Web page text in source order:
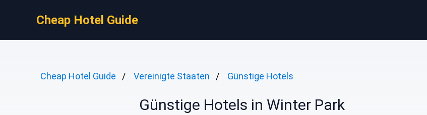
Cheap Hotel Guide
Cheap Hotel Guide Vereinigte Staaten Günstige Hotels
Günstige Hotels in Winter Park